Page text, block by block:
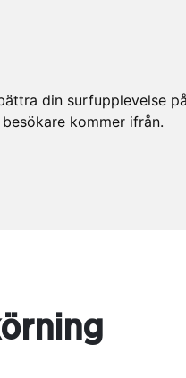
din surfupplevelse
kommer ifrån.